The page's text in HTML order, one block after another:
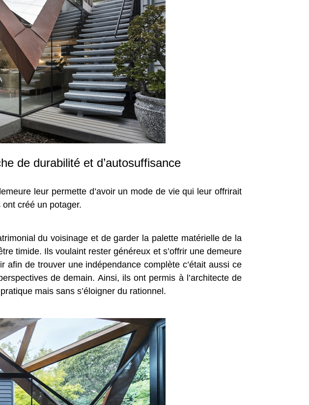
de durabilité et d’autosuffisance
leur permette d’avoir un mode de vie qui leur offrirait
créé un potager.
du voisinage et de garder la palette matérielle de la
timide. Ils voulaint rester généreux et s’offrir une demeure
afin de trouver une indépendance complète c’était aussi ce
de demain. Ainsi, ils ont permis à l’architecte de
mais sans s’éloigner du rationnel.